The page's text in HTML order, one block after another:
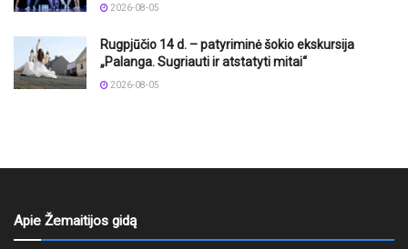
2026-08-05
Rugpjūčio 14 d. – patyriminė šokio ekskursija
„Palanga. Sugriauti ir atstatyti mitai“
2026-08-05
Apie Žemaitijos gidą